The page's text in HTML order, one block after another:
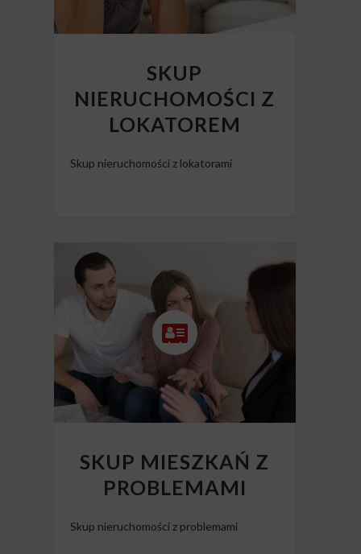
SKUP
NIERUCHOMOŚCI Z
LOKATOREM
Skup nieruchomości z lokatorami
SKUP MIESZKAŃ Z
PROBLEMAMI
Skup nieruchomości z problemami